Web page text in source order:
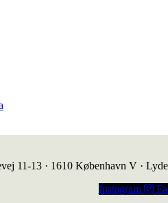
11-13 · 1610 København V ·
Instagram